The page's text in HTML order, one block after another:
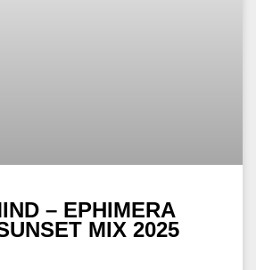
– EPHIMERA
MIX 2025